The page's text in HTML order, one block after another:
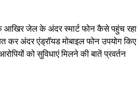
आखिर जेल के अंदर स्मार्ट फोन कैसे पहुंच रहा
कर अंदर एंड्रॉयड मोबाइल फोन उपयोग किए
को सुविधाएं मिलने की बातें प्रवर्तन